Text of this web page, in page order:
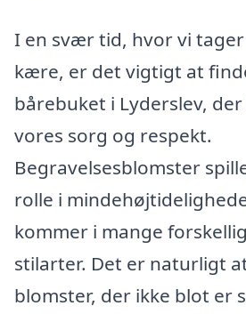
I en svær tid, hvor vi
kære, er det vigtigt at
bårebuket i Lyderslev,
vores sorg og respekt.
Begravelsesblomster
rolle i
kommer i mange
stilarter. Det er naturligt
blomster, der ikke blot er